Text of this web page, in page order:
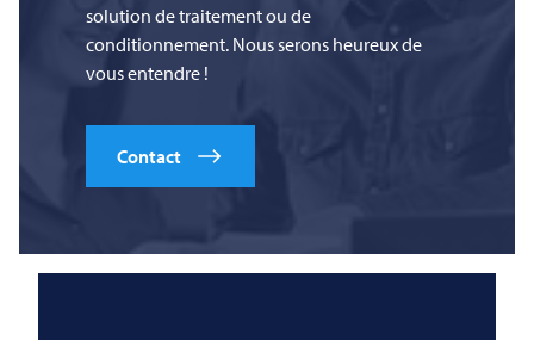
solution de traitement ou de
conditionnement. Nous serons heureux de
vous entendre !
Contact